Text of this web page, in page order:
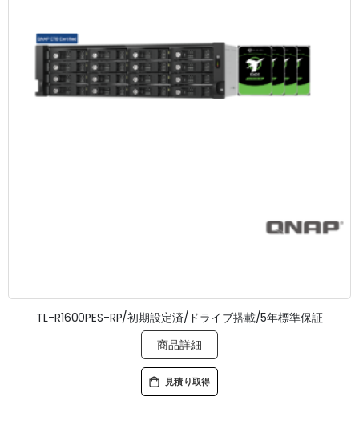
TL-R1600PES-RP/初期設定済/ドライブ搭載/5年標準保証
商品詳細
見積り取得